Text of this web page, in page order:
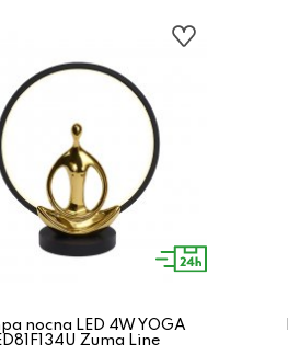
nocna LED 4W YOGA
Zuma Line